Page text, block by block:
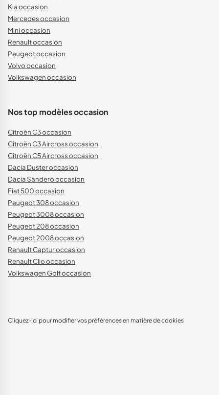
Kia occasion
Mercedes occasion
Mini occasion
Renault occasion
Peugeot occasion
Volvo occasion
Volkswagen occasion
Nos top modèles occasion
Citroën C3 occasion
Citroën C3 Aircross occasion
Citroën C5 Aircross occasion
Dacia Duster occasion
Dacia Sandero occasion
Fiat 500 occasion
Peugeot 308 occasion
Peugeot 3008 occasion
Peugeot 208 occasion
Peugeot 2008 occasion
Renault Captur occasion
Renault Clio occasion
Volkswagen Golf occasion
Cliquez-ici pour modifier vos préférences en matière de cookies